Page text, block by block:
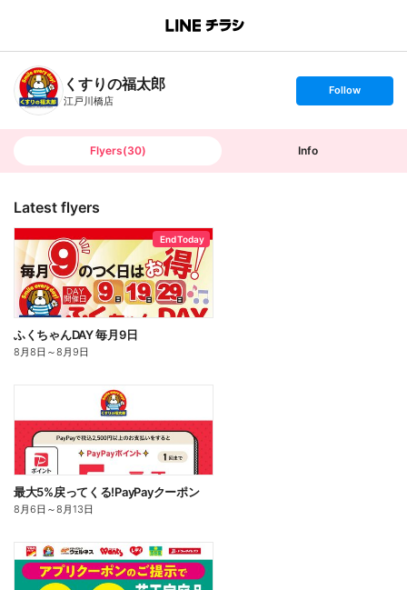
B
n
h
T
くすりの福太郎
江戸川橋店
s
t
o
Follow
Flyers(30) Info
Latest flyers
End Today
ふくちゃんDAY 毎月9日
8月8日 ～8月9日
最大5%戻ってくる!PayPayクーポン
8月6日 ～8月13日